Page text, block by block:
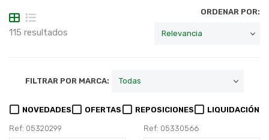
115 resultados
ORDENAR POR:
FILTRAR POR MARCA:
NOVEDADES OFERTAS REPOSICIONES LIQUIDACIÓN
Ref: 05320299 Ref: 05330566